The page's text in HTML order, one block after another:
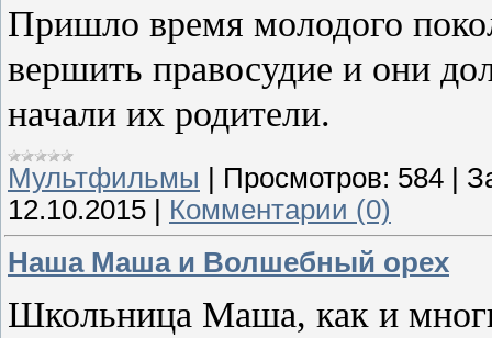
Пришло время молодого
вершить правосудие и они
начали их родители.
Мультфильмы Просмотров: 584
12.10.2015
Комментарии (0)
Наша Маша и Волшебный орех
Школьница Маша, как и